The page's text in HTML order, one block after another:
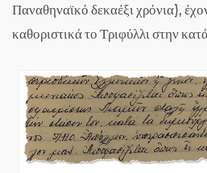
Παναθηναϊκό δεκαέξι χρόνια),
καθοριστικά το Τριφύλλι στην